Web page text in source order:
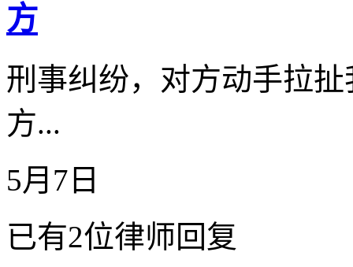
方
刑事纠纷，对方动手拉
方...
5月7日
已有2位律师回复